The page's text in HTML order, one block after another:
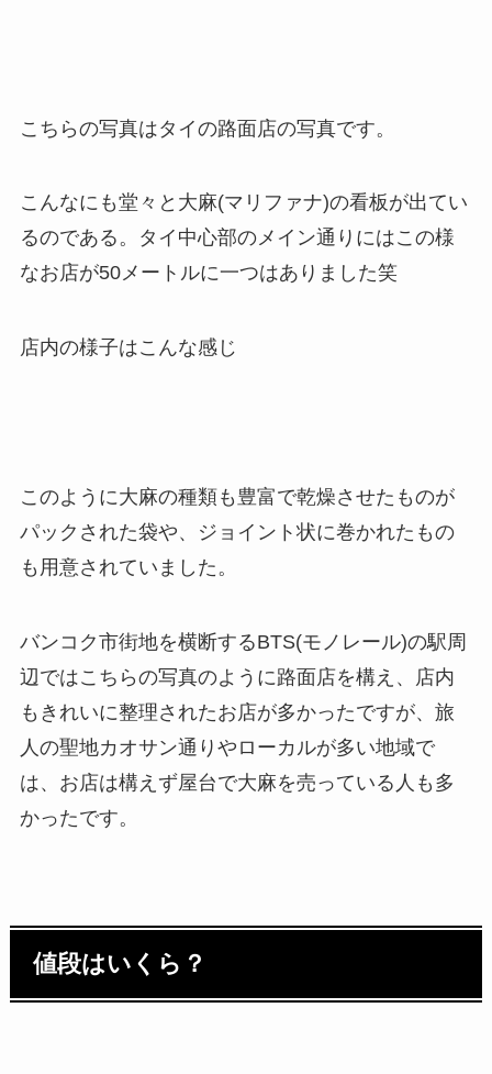
こちらの写真はタイの路面店の写真です。
こんなにも堂々と大麻(マリファナ)の看板が出てい
るのである。タイ中心部のメイン通りにはこの様
なお店が50メートルに一つはありました笑
店内の様子はこんな感じ
このように大麻の種類も豊富で乾燥させたものが
パックされた袋や、ジョイント状に巻かれたもの
も用意されていました。
バンコク市街地を横断するBTS(モノレール)の駅周
辺ではこちらの写真のように路面店を構え、店内
もきれいに整理されたお店が多かったですが、旅
人の聖地カオサン通りやローカルが多い地域で
は、お店は構えず屋台で大麻を売っている人も多
かったです。
値段はいくら？